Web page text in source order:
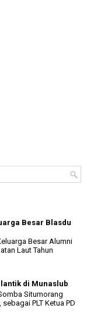
Besar Blasdu
Besar Alumni
Laut Tahun
di Munaslub
Situmorang
PLT Ketua PD